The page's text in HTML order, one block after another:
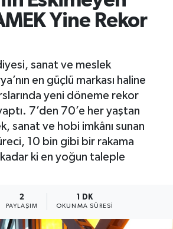
Yine Rekor
sanat ve meslek
en güçlü markası haline
yeni döneme rekor
7’den 70’e her yaştan
sanat ve hobi imkânı sunan
10 bin gibi bir rakama
ki en yoğun taleple
2
PAYLAŞIM
1 DK
OKUNMA SÜRESI